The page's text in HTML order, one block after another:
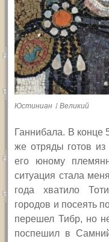
Юстиниан I Великий
Ганнибала. В конце
же отряды готов
его юному
ситуация стала
года хватило
городов и посеять
перешел Тибр, но
поспешил в